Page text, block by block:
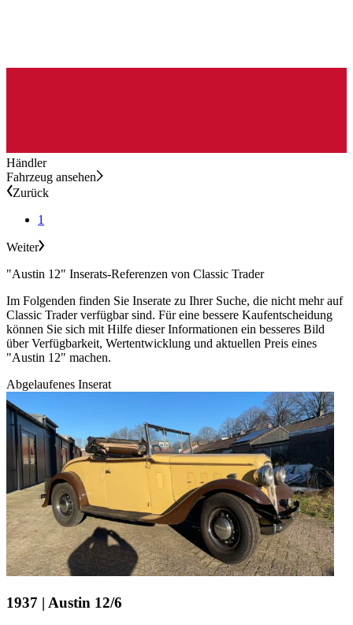
Händler
Fahrzeug ansehen
Zurück
1
Weiter
"Austin 12" Inserats-Referenzen von Classic Trader
Im Folgenden finden Sie Inserate zu Ihrer Suche, die nicht mehr auf
Classic Trader verfügbar sind. Für eine bessere Kaufentscheidung
können Sie sich mit Hilfe dieser Informationen ein besseres Bild
über Verfügbarkeit, Wertentwicklung und aktuellen Preis eines
"Austin 12" machen.
Abgelaufenes Inserat
1937 | Austin 12/6